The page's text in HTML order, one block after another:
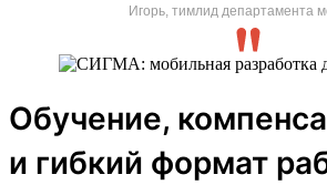
Игорь, тимлид департамента
Обучение,
и гибкий формат